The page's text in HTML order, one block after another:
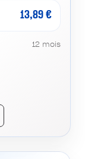
13,89 €
12 mois